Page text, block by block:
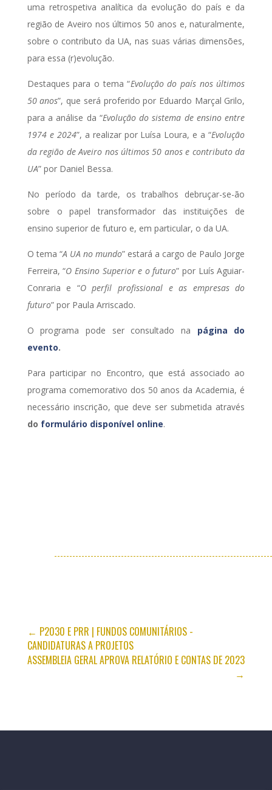
uma retrospetiva analítica da evolução do país e da
região de Aveiro nos últimos 50 anos e, naturalmente,
sobre o contributo da UA, nas suas várias dimensões,
para essa (r)evolução.
Destaques para o tema “Evolução do país nos últimos
50 anos”, que será proferido por Eduardo Marçal Grilo,
para a análise da “Evolução do sistema de ensino entre
1974 e 2024”, a realizar por Luísa Loura, e a “Evolução
da região de Aveiro nos últimos 50 anos e contributo da
UA” por Daniel Bessa.
No período da tarde, os trabalhos debruçar-se-ão
sobre o papel transformador das instituições de
ensino superior de futuro e, em particular, o da UA.
O tema “A UA no mundo” estará a cargo de Paulo Jorge
Ferreira, “O Ensino Superior e o futuro” por Luís Aguiar-
Conraria e “O perfil profissional e as empresas do
futuro” por Paula Arriscado.
O programa pode ser consultado na página do
evento.
Para participar no Encontro, que está associado ao
programa comemorativo dos 50 anos da Academia, é
necessário inscrição, que deve ser submetida através
do formulário disponível online.
← P2030 E PRR | FUNDOS COMUNITÁRIOS -
CANDIDATURAS A PROJETOS
ASSEMBLEIA GERAL APROVA RELATÓRIO E CONTAS DE 2023
→